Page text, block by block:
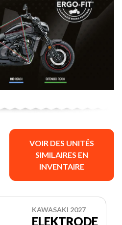
VOIR DES UNITÉS
SIMILAIRES EN
INVENTAIRE
KAWASAKI 2027
ELEKTRODE